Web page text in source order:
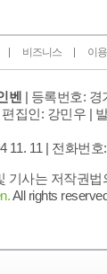
비즈니스 이
벤 | 등록번호: 경
집인: 강민우 |
11. 11 | 전화번호
기사는 저작권
All rights